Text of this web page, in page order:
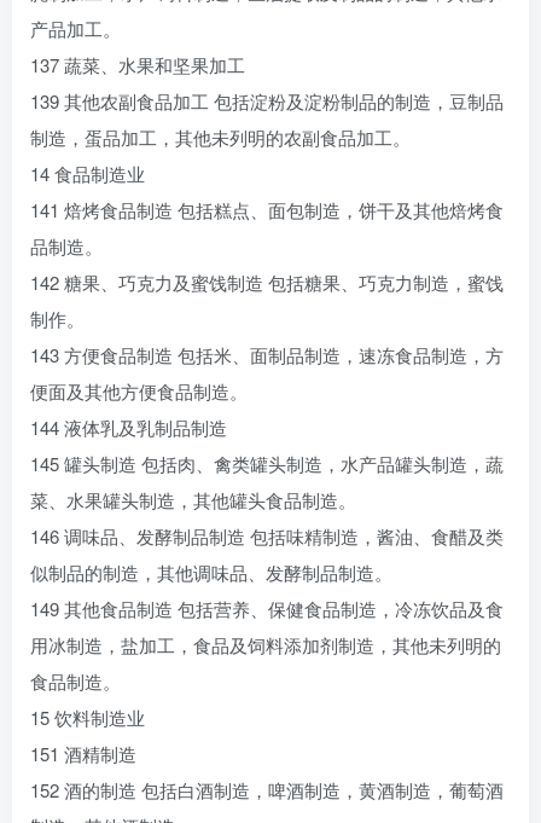
产品加工。
137 蔬菜、水果和坚果加工
139 其他农副食品加工 包括淀粉及淀粉制品的制造，豆制品
制造，蛋品加工，其他未列明的农副食品加工。
14 食品制造业
141 焙烤食品制造 包括糕点、面包制造，饼干及其他焙烤食
品制造。
142 糖果、巧克力及蜜饯制造 包括糖果、巧克力制造，蜜饯
制作。
143 方便食品制造 包括米、面制品制造，速冻食品制造，方
便面及其他方便食品制造。
144 液体乳及乳制品制造
145 罐头制造 包括肉、禽类罐头制造，水产品罐头制造，蔬
菜、水果罐头制造，其他罐头食品制造。
146 调味品、发酵制品制造 包括味精制造，酱油、食醋及类
似制品的制造，其他调味品、发酵制品制造。
149 其他食品制造 包括营养、保健食品制造，冷冻饮品及食
用冰制造，盐加工，食品及饲料添加剂制造，其他未列明的
食品制造。
15 饮料制造业
151 酒精制造
152 酒的制造 包括白酒制造，啤酒制造，黄酒制造，葡萄酒